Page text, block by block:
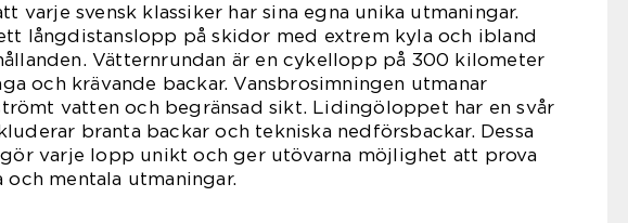
varje svensk klassiker har sina egna unika utmaningar.
långdistanslopp på skidor med extrem kyla och ibland
Vätternrundan är en cykellopp på 300 kilometer
och krävande backar. Vansbrosimningen utmanar
vatten och begränsad sikt. Lidingöloppet har en svår
branta backar och tekniska nedförsbackar. Dessa
varje lopp unikt och ger utövarna möjlighet att prova
och mentala utmaningar.